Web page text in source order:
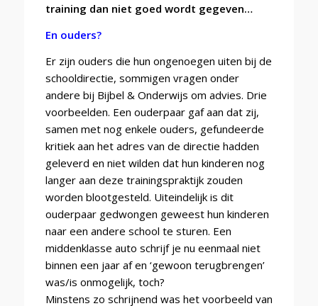
training dan niet goed wordt gegeven…
En ouders?
Er zijn ouders die hun ongenoegen uiten bij de
schooldirectie, sommigen vragen onder
andere bij Bijbel & Onderwijs om advies. Drie
voorbeelden. Een ouderpaar gaf aan dat zij,
samen met nog enkele ouders, gefundeerde
kritiek aan het adres van de directie hadden
geleverd en niet wilden dat hun kinderen nog
langer aan deze trainingspraktijk zouden
worden blootgesteld. Uiteindelijk is dit
ouderpaar gedwongen geweest hun kinderen
naar een andere school te sturen. Een
middenklasse auto schrijf je nu eenmaal niet
binnen een jaar af en ‘gewoon terugbrengen’
was/is onmogelijk, toch?
Minstens zo schrijnend was het voorbeeld van